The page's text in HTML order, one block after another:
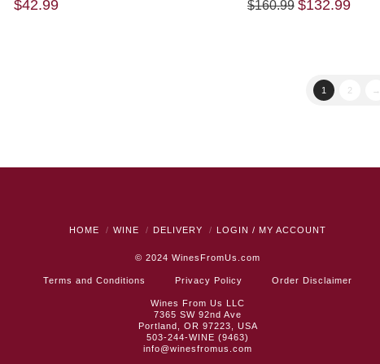
$42.99 $160.99 Original
$132.99
1 2 →
HOME WINE DELIVERY LOGIN / MY ACCOUNT
© 2024 WinesFromUs.com
Terms and Conditions Privacy Policy Order Disclaimer
Wines From Us LLC
7365 SW 92nd Ave
Portland, OR 97223, USA
503-244-WINE (9463)
info@winesfromus.com